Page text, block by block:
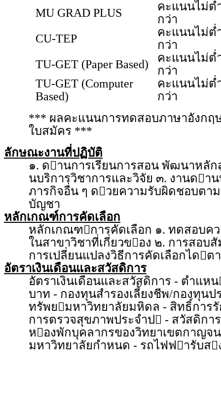
MU GRAD PLUS
คะแนนไม่ต่
กว่า
CU-TEP
คะแนนไม่ต่
กว่า
TU-GET (Paper Based)
คะแนนไม่ต่
กว่า
TU-GET (Computer
Based)
คะแนนไม่ต่
กว่า
*** ผลคะแนนการทดสอบภาษาอังกฤ
ใบสมัคร ***
ลักษณะงานที่ปฏิบัติ
๑. ดานการเรียนการสอน พัฒนาหลั
นบริการวิชาการและวิจัย ๓. งานด
ภารกิจอื่น ๆ ดวยความรับผิดชอบตา
บัญชา
หลักเกณฑ์การคัดเลือก
หลักเกณฑการคัดเลือก ๑. ทดสอบค
ในสาขาวิชาที่เกี่ยวของ ๒. การสอ
การเปลี่ยนแปลงวิธีการคัดเลือกไดต
อัตราเงินเดือนและสวัสดิการ
อัตราเงินเดือนและสวัสดิการ - ตำแห
บาท - กองทุนสำรองเลี้ยงชีพ/กองทุน
ทรัพยมหาวิทยาลัยมหิดล - สิทธิ์การ
การตรวจสุขภาพประจำป - สวัสดิกา
หองพักบุคลากรของวิทยาเขตกาญ
มหาวิทยาลัยกำหนด - รถไฟฟารับส